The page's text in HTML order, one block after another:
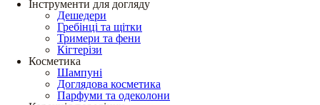
Інструменти для догляду
Дешедери
Гребінці та щітки
Тримери та фени
Кігтерізи
Косметика
Шампуні
Доглядова косметика
Парфуми та одеколони